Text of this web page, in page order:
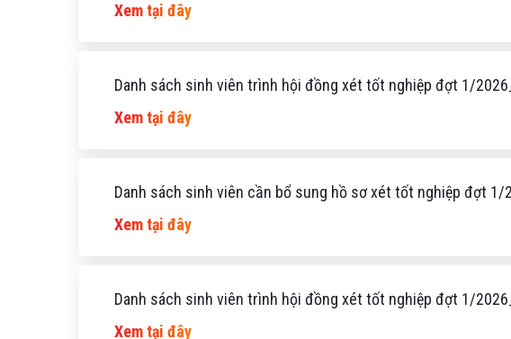
Xem tại đây
Danh sách sinh viên trình hội đồng xét tốt nghiệp đợt 1/
Xem tại đây
Danh sách sinh viên cần bổ sung hồ sơ xét tốt nghiệp đợt
Xem tại đây
Danh sách sinh viên trình hội đồng xét tốt nghiệp đợt 1/
Xem tại đây